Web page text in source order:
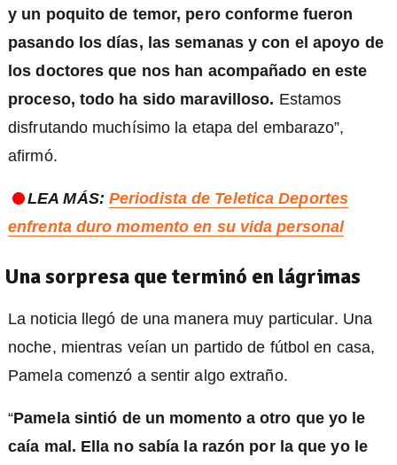
y un poquito de temor, pero conforme fueron
pasando los días, las semanas y con el apoyo de
los doctores que nos han acompañado en este
proceso, todo ha sido maravilloso. Estamos
disfrutando muchísimo la etapa del embarazo”,
afirmó.
LEA MÁS: Periodista de Teletica Deportes
enfrenta duro momento en su vida personal
Una sorpresa que terminó en lágrimas
La noticia llegó de una manera muy particular. Una
noche, mientras veían un partido de fútbol en casa,
Pamela comenzó a sentir algo extraño.
“Pamela sintió de un momento a otro que yo le
caía mal. Ella no sabía la razón por la que yo le